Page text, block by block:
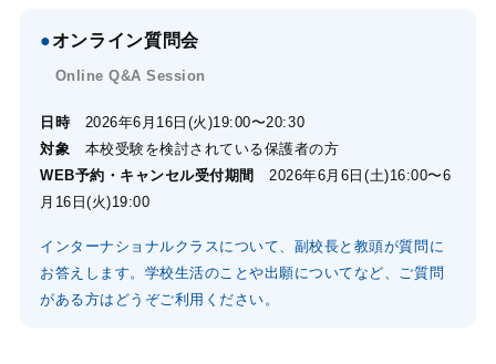
●オンライン質問会
Online Q&A Session
日時2026年6月16日(火)19:00〜20:30
対象 本校受験を検討されている保護者の方
WEB予約・キャンセル受付期間
2026年6月6日(土)16:00〜6
月16日(火)19:00
インターナショナルクラスについて、副校長と教頭が質問に
お答えします。学校生活のことや出願についてなど、ご質問
がある方はどうぞご利用ください。